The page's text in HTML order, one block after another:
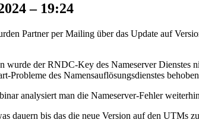
– 19:24
Partner per Mailing über das Update auf
wurde der RNDC-Key des Nameserver Dienstes
Probleme des Namensauflösungsdienstes behoben
analysiert man die Nameserver-Fehler
dauern bis das die neue Version auf den UTMs